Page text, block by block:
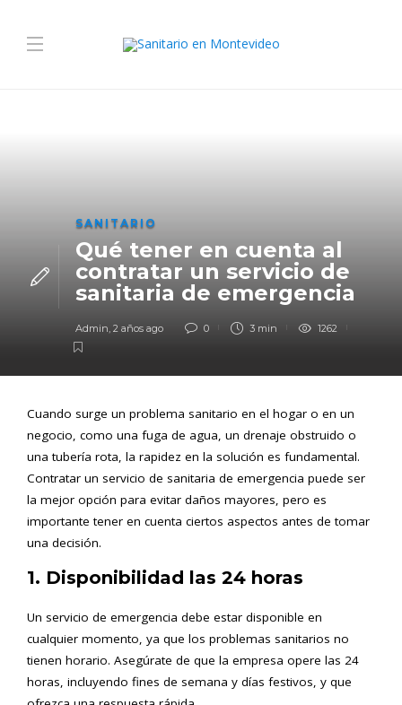
SANITARIO
Qué tener en cuenta al
contratar un servicio de
sanitaria de emergencia
Admin, 2 años ago 0 3 min 1262
Cuando surge un problema sanitario en el hogar o en un
negocio, como una fuga de agua, un drenaje obstruido o
una tubería rota, la rapidez en la solución es fundamental.
Contratar un servicio de sanitaria de emergencia puede ser
la mejor opción para evitar daños mayores, pero es
importante tener en cuenta ciertos aspectos antes de tomar
una decisión.
1. Disponibilidad las 24 horas
Un servicio de emergencia debe estar disponible en
cualquier momento, ya que los problemas sanitarios no
tienen horario. Asegúrate de que la empresa opere las 24
horas, incluyendo fines de semana y días festivos, y que